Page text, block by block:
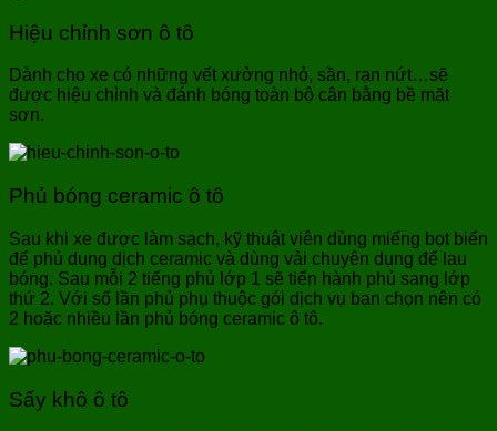
Hiệu chỉnh sơn ô tô
Dành cho xe có những vết xưởng nhỏ, sần, rạn nứt…sẽ
được hiệu chỉnh và đánh bóng toàn bộ cân bằng bề mặt
sơn.
Phủ bóng ceramic ô tô
Sau khi xe được làm sạch, kỹ thuật viên dùng miếng bọt biển
để phủ dung dịch ceramic và dùng vải chuyên dụng để lau
bóng. Sau mỗi 2 tiếng phủ lớp 1 sẽ tiến hành phủ sang lớp
thứ 2. Với số lần phủ phụ thuộc gói dịch vụ bạn chọn nên có
2 hoặc nhiều lần phủ bóng ceramic ô tô.
Sấy khô ô tô